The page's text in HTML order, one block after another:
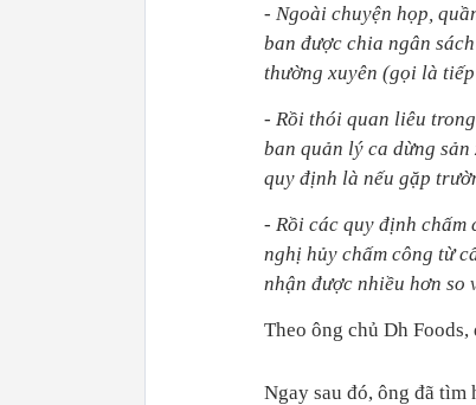
- Ngoài chuyện họp,
ban được chia ngân
thường xuyên (gọi là
- Rồi thói quan liêu
ban quản lý ca dừng
quy định là nếu gặp
- Rồi các quy định chấm
nghị hủy chấm công từ
nhận được nhiều hơn so
Theo ông chủ Dh
Ngay sau đó, ông đã